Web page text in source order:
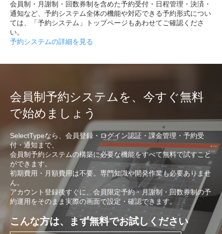
会員制・月謝制・回数券制を含めた予約受付・日程管理・決済・
通知など、予約システム全体の機能や対応できる予約形式につい
ては、「予約システム」トップページもあわせてご確認くださ
い。
予約システムの詳細を見る
会員制予約システムを、今すぐ無料
で始めましょう
SelectTypeなら、会員登録・ログイン認証・課金管理・予約受
付・通知まで、
会員制予約システムの構築に必要な機能をすべて無料で試すこと
ができます。
初期費用・月額費用は不要。専門知識や開発作業も必要ありませ
ん。
アカウント登録後すぐに、会員限定予約・月謝制・回数券制の予
約運用をそのまま実際の画面で設定・確認できます。
こんな方は、まず無料でお試しください